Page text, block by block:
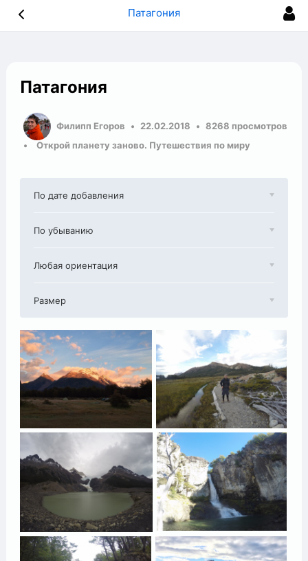
Патагония
Патагония
Филипп Егоров 22.02.2018
8268 просмотров
Открой планету заново. Путешествия по миру
По дате добавления
По убыванию
Любая ориентация
Размер